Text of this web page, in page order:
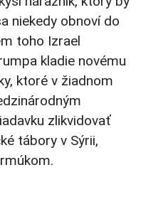
niekedy obnoví do
toho Izrael
kladie novému
ktoré v žiadnom
zlikvidovať
tábory v Sýrii,